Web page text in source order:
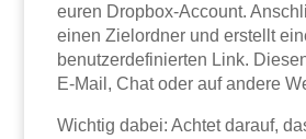
euren Dropbox-Account.
einen Zielordner und erstellt
benutzerdefinierten Link.
E-Mail, Chat oder auf andere
Wichtig dabei: Achtet darauf,